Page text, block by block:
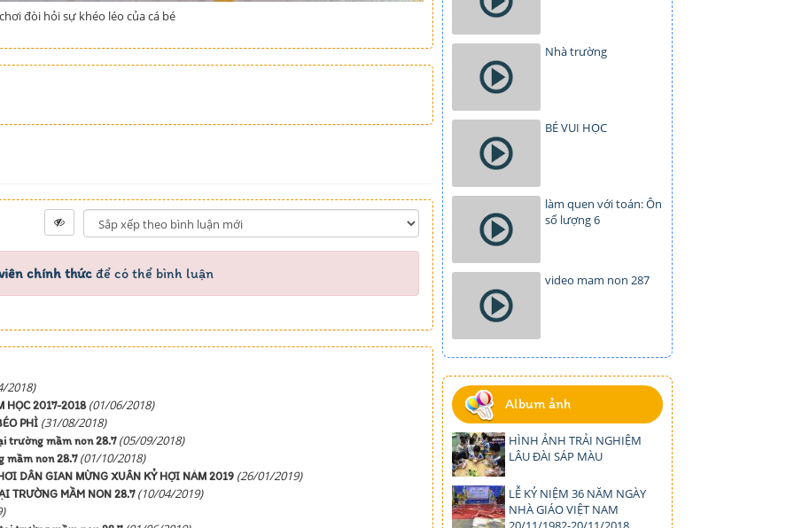
đòi hỏi sự khéo léo của cá bé
chính thức để có thể bình luận
2018)
HỌC 2017-2018 (01/06/2018)
PHÌ (31/08/2018)
trường mầm non 28.7 (05/09/2018)
mầm non 28.7 (01/10/2018)
DÂN GIAN MỪNG XUÂN KỶ HỢI NĂM 2019 (26/01/2019)
TRƯỜNG MẦM NON 28.7 (10/04/2019)
Nhà trường
BÉ VUI HỌC
làm quen với toán: Ôn
số lượng 6
video mam non 287
Album ảnh
HÌNH ẢNH TRẢI NGHIỆM
LÂU ĐÀI SÁP MÀU
LỄ KỶ NIỆM 36 NĂM NGÀY
NHÀ GIÁO VIỆT NAM